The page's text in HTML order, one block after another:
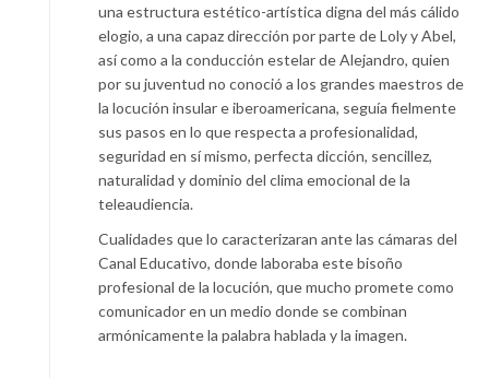
una estructura estético-artística digna del más cálido
elogio, a una capaz dirección por parte de Loly y Abel,
así como a la conducción estelar de Alejandro, quien
por su juventud no conoció a los grandes maestros de
la locución insular e iberoamericana, seguía fielmente
sus pasos en lo que respecta a profesionalidad,
seguridad en sí mismo, perfecta dicción, sencillez,
naturalidad y dominio del clima emocional de la
teleaudiencia.
Cualidades que lo caracterizaran ante las cámaras del
Canal Educativo, donde laboraba este bisoño
profesional de la locución, que mucho promete como
comunicador en un medio donde se combinan
armónicamente la palabra hablada y la imagen.